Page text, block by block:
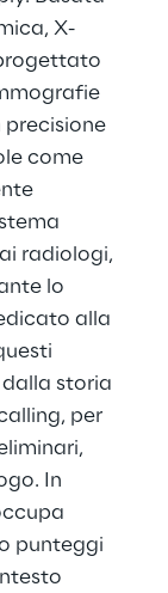
X-
precisione
come
radiologi,
lo
alla
storia
per
In
punteggi